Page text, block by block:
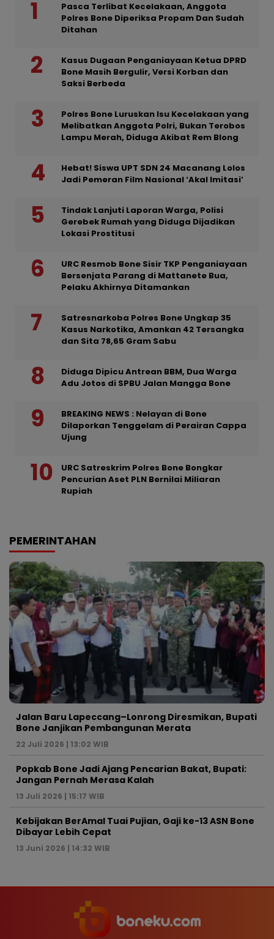
Pasca Terlibat Kecelakaan, Anggota
Polres Bone Diperiksa Propam Dan Sudah
Ditahan
Kasus Dugaan Penganiayaan Ketua DPRD
Bone Masih Bergulir, Versi Korban dan
Saksi Berbeda
Polres Bone Luruskan Isu Kecelakaan yang
Melibatkan Anggota Polri, Bukan Terobos
Lampu Merah, Diduga Akibat Rem Blong
Hebat! Siswa UPT SDN 24 Macanang Lolos
Jadi Pemeran Film Nasional ‘Akal Imitasi’
Tindak Lanjuti Laporan Warga, Polisi
Gerebek Rumah yang Diduga Dijadikan
Lokasi Prostitusi
URC Resmob Bone Sisir TKP Penganiayaan
Bersenjata Parang di Mattanete Bua,
Pelaku Akhirnya Ditamankan
Satresnarkoba Polres Bone Ungkap 35
Kasus Narkotika, Amankan 42 Tersangka
dan Sita 78,65 Gram Sabu
Diduga Dipicu Antrean BBM, Dua Warga
Adu Jotos di SPBU Jalan Mangga Bone
BREAKING NEWS : Nelayan di Bone
Dilaporkan Tenggelam di Perairan Cappa
Ujung
URC Satreskrim Polres Bone Bongkar
Pencurian Aset PLN Bernilai Miliaran
Rupiah
PEMERINTAHAN
Jalan Baru Lapeccang–Lonrong Diresmikan, Bupati
Bone Janjikan Pembangunan Merata
22 Juli 2026 | 13:02 WIB
Popkab Bone Jadi Ajang Pencarian Bakat, Bupati:
Jangan Pernah Merasa Kalah
13 Juli 2026 | 15:17 WIB
Kebijakan BerAmal Tuai Pujian, Gaji ke-13 ASN Bone
Dibayar Lebih Cepat
13 Juni 2026 | 14:32 WIB